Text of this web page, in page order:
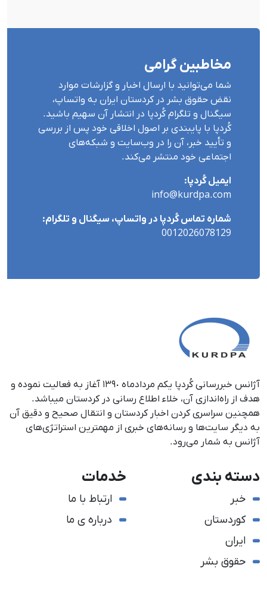
مخاطبین گرامی
شما می‌توانید با ارسال اخبار و گزارشات موارد
نقض حقوق بشر در کردستان ایران بە واتساپ،
سیگنال و تلگرام کُردپا در انتشار آن سهیم باشید.
کُردپا با پایبندی بر اصول اخلاقی خود پس از بررسی
و تأیید خبر، آن را در وب‌سایت و شبکه‌های
اجتماعی خود منتشر می‌کند.
ایمیل کُردپا:
info@kurdpa.com
شماره تماس کُردپا در واتساپ، سیگنال و تلگرام:
0012026078129
آژانس خبررسانی کُردپا یکم مردادماه ١٣٩٠ آغاز به فعالیت نموده و
هدف از راه‌اندازی آن، خلاء اطلاع رسانی در کردستان می‎باشد.
همچنین سراسری کردن اخبار کردستان و انتقال صحیح و دقیق آن
به دیگر سایت‌ها و رسانه‌های خبری از مهمترین استراتژی‌های
آژانس به شمار می‌رود.
دسته بندی
خبر
کوردستان
ایران
حقوق بشر
خدمات
ارتباط با ما
درباره ی ما